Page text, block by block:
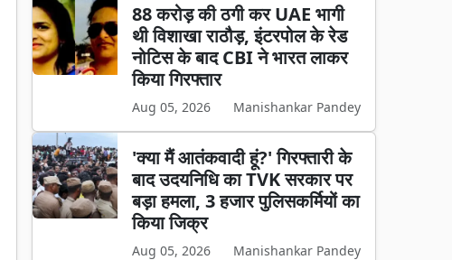
88 करोड़ की ठगी कर UAE भागी
थी विशाखा राठौड़, इंटरपोल के रेड
नोटिस के बाद CBI ने भारत लाकर
किया गिरफ्तार
Aug 05, 2026 Manishankar Pandey
'क्या मैं आतंकवादी हूं?' गिरफ्तारी के
बाद उदयनिधि का TVK सरकार पर
बड़ा हमला, 3 हजार पुलिसकर्मियों का
किया जिक्र
Aug 05, 2026 Manishankar Pandey